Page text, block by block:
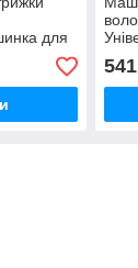
для
Домашні
541